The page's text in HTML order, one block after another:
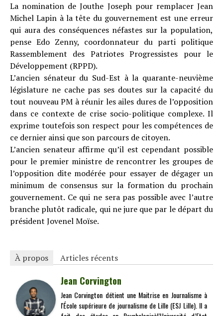
La nomination de Jouthe Joseph pour remplacer Jean
Michel Lapin à la tête du gouvernement est une erreur
qui aura des conséquences néfastes sur la population,
pense Edo Zenny, coordonnateur du parti politique
Rassemblement des Patriotes Progressistes pour le
Développement (RPPD).
L’ancien sénateur du Sud-Est à la quarante-neuvième
législature ne cache pas ses doutes sur la capacité du
tout nouveau PM à réunir les ailes dures de l’opposition
dans ce contexte de crise socio-politique complexe. Il
exprime toutefois son respect pour les compétences de
ce dernier ainsi que son parcours de citoyen.
L’ancien senateur affirme qu’il est cependant possible
pour le premier ministre de rencontrer les groupes de
l’opposition dite modérée pour essayer de dégager un
minimum de consensus sur la formation du prochain
gouvernement. Ce qui ne sera pas possible avec l’autre
branche plutôt radicale, qui ne jure que par le départ du
président Jovenel Moïse.
À propos Articles récents
Jean Corvington
Jean Corvington détient une Maitrise en Journalisme à
l'École supérieure de journalisme de Lille (ESJ Lille). Il a